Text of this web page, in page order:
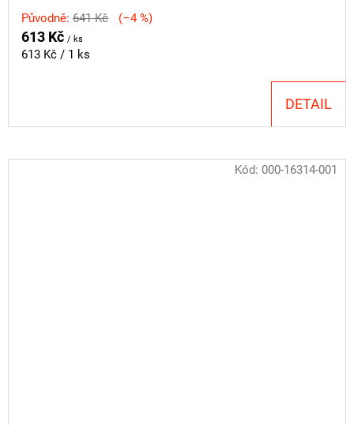
Původně: 641 Kč (–4 %)
613 Kč / ks
Měrná
613 Kč / 1 ks
DETAIL
Kód: 000-16314-001